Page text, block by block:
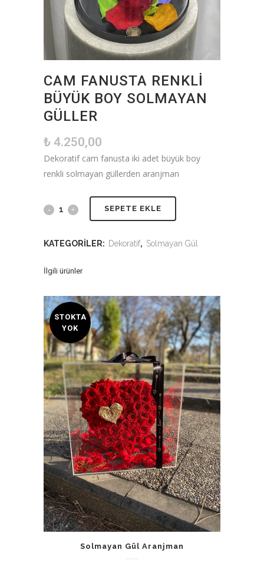
CAM FANUSTA RENKLI
BÜYÜK BOY SOLMAYAN
GÜLLER
₺ 4.250,00
Dekoratif cam fanusta iki adet büyük boy
renkli solmayan güllerden aranjman
SEPETE EKLE
KATEGORILER: Dekoratif, Solmayan Gül
İlgili ürünler
STOKTA
YOK
Solmayan Gül Aranjman